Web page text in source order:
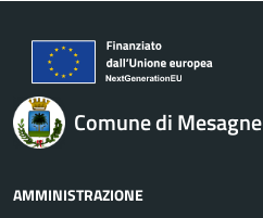
Comune di Mesagne
AMMINISTRAZIONE